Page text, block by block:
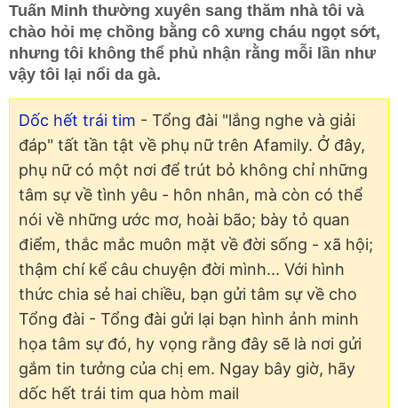
Tuấn Minh thường xuyên sang thăm nhà tôi và
chào hỏi mẹ chồng bằng cô xưng cháu ngọt sớt,
nhưng tôi không thể phủ nhận rằng mỗi lần như
vậy tôi lại nổi da gà.
Dốc hết trái tim - Tổng đài "lắng nghe và giải
đáp" tất tần tật về phụ nữ trên Afamily. Ở đây,
phụ nữ có một nơi để trút bỏ không chỉ những
tâm sự về tình yêu - hôn nhân, mà còn có thể
nói về những ước mơ, hoài bão; bày tỏ quan
điểm, thắc mắc muôn mặt về đời sống - xã hội;
thậm chí kể câu chuyện đời mình... Với hình
thức chia sẻ hai chiều, bạn gửi tâm sự về cho
Tổng đài - Tổng đài gửi lại bạn hình ảnh minh
họa tâm sự đó, hy vọng rằng đây sẽ là nơi gửi
gắm tin tưởng của chị em. Ngay bây giờ, hãy
dốc hết trái tim qua hòm mail